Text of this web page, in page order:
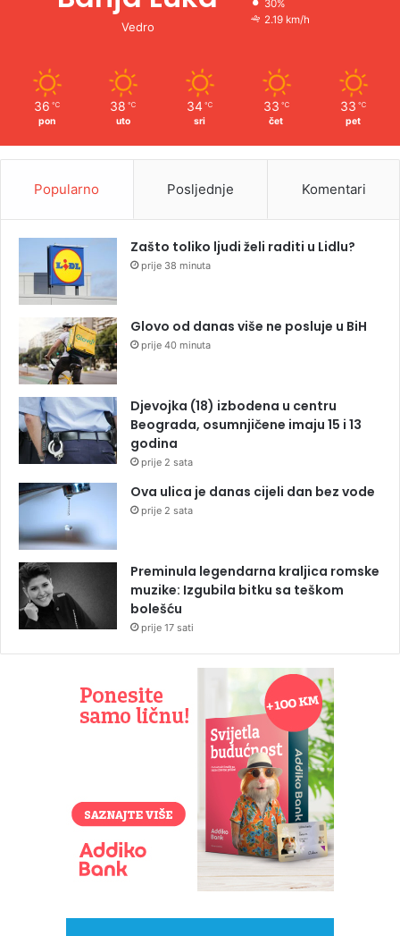
Vedro
30%
2.19 km/h
36 ℃
pon
38 ℃
uto
34 ℃
sri
33 ℃
čet
33 ℃
pet
Popularno Posljednje Komentari
Zašto toliko ljudi želi raditi u Lidlu?
prije 38 minuta
Glovo od danas više ne posluje u BiH
prije 40 minuta
Djevojka (18) izbodena u centru
Beograda, osumnjičene imaju 15 i 13
godina
prije 2 sata
Ova ulica je danas cijeli dan bez vode
prije 2 sata
Preminula legendarna kraljica romske
muzike: Izgubila bitku sa teškom
bolešću
prije 17 sati